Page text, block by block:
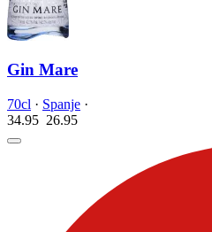
Gin Mare
70cl · Spanje ·
34.95 26.95